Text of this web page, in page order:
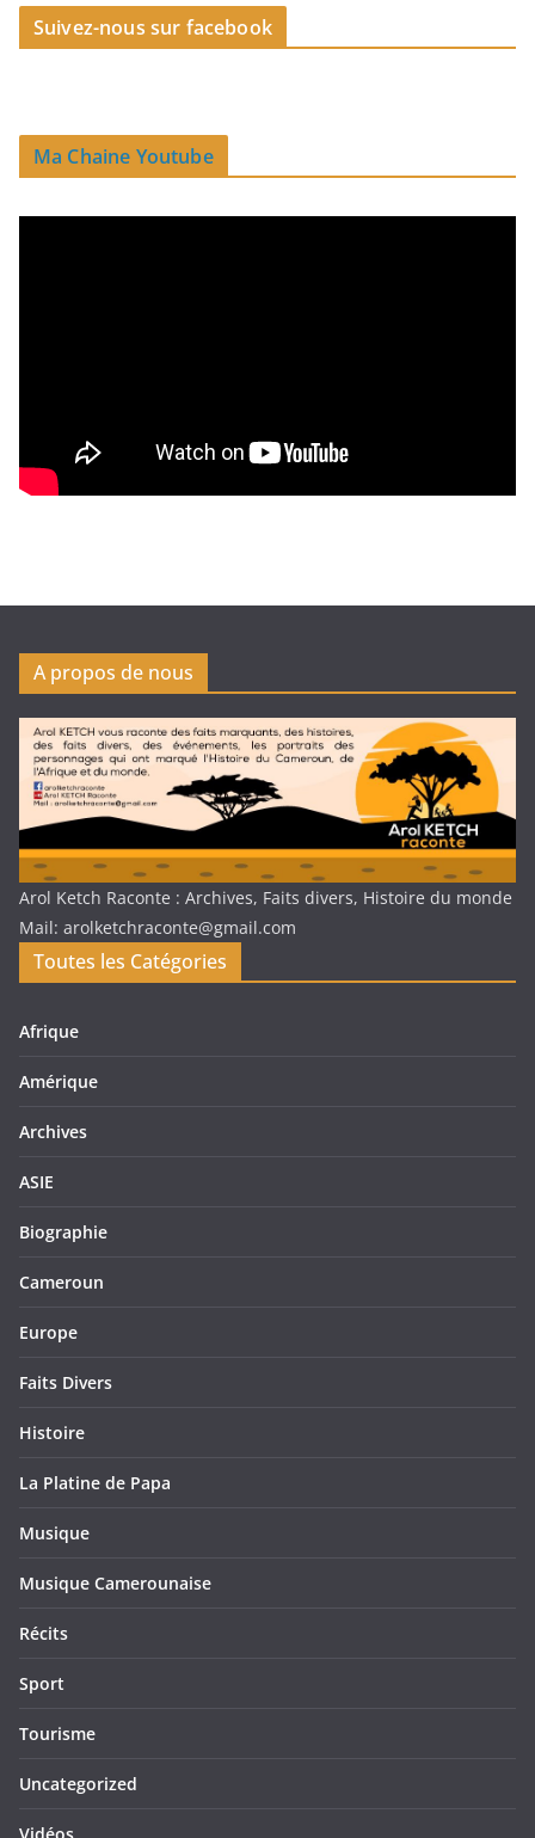
Suivez-nous sur facebook
Ma Chaine Youtube
A propos de nous
Arol Ketch Raconte : Archives, Faits divers, Histoire du monde
Mail: arolketchraconte@gmail.com
Toutes les Catégories
Afrique
Amérique
Archives
ASIE
Biographie
Cameroun
Europe
Faits Divers
Histoire
La Platine de Papa
Musique
Musique Camerounaise
Récits
Sport
Tourisme
Uncategorized